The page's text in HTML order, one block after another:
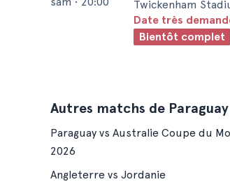
Twickenham
Date très
Bientôt complet
Autres matchs de Paraguay
Paraguay vs Australie Coupe du
2026
Angleterre vs Jordanie